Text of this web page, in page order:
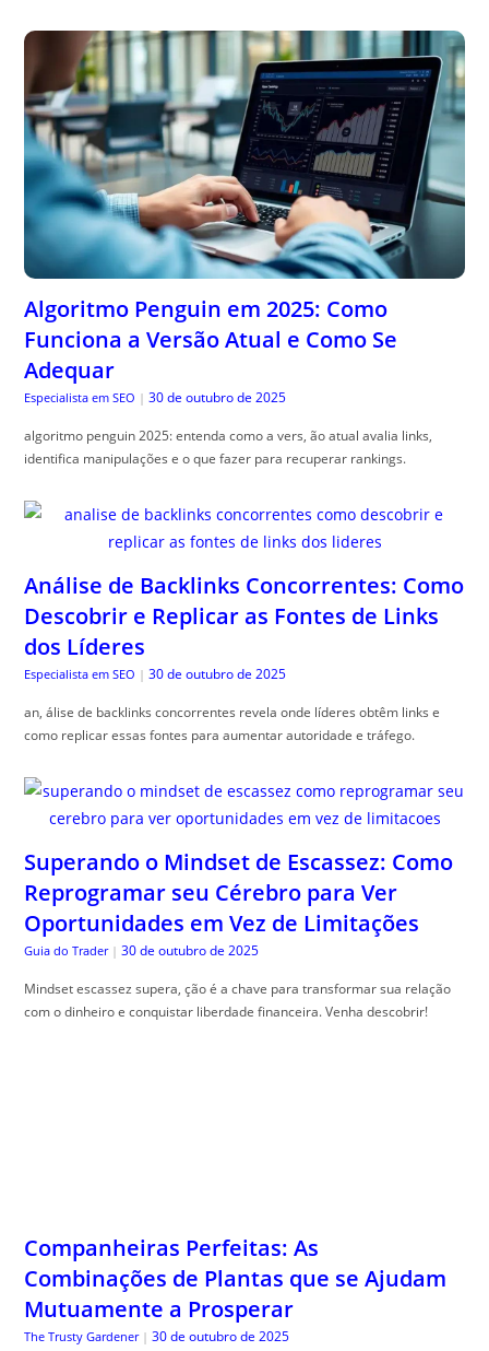
Algoritmo Penguin em 2025: Como
Funciona a Versão Atual e Como Se
Adequar
Especialista em SEO | 30 de outubro de 2025
algoritmo penguin 2025: entenda como a vers, ão atual avalia links,
identifica manipulações e o que fazer para recuperar rankings.
Análise de Backlinks Concorrentes: Como
Descobrir e Replicar as Fontes de Links
dos Líderes
Especialista em SEO | 30 de outubro de 2025
an, álise de backlinks concorrentes revela onde líderes obtêm links e
como replicar essas fontes para aumentar autoridade e tráfego.
Superando o Mindset de Escassez: Como
Reprogramar seu Cérebro para Ver
Oportunidades em Vez de Limitações
Guia do Trader | 30 de outubro de 2025
Mindset escassez supera, ção é a chave para transformar sua relação
com o dinheiro e conquistar liberdade financeira. Venha descobrir!
Companheiras Perfeitas: As
Combinações de Plantas que se Ajudam
Mutuamente a Prosperar
The Trusty Gardener | 30 de outubro de 2025